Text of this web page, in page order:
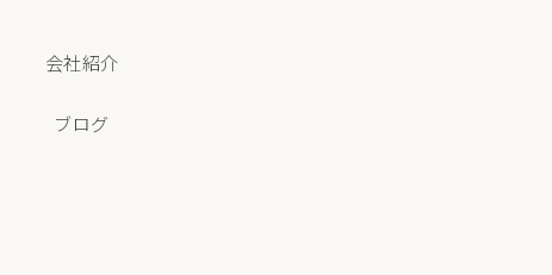
会社紹介
ブログ